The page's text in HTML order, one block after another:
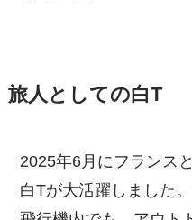
旅人としての白T
2025年6月にフランス
白Tが大活躍しました。